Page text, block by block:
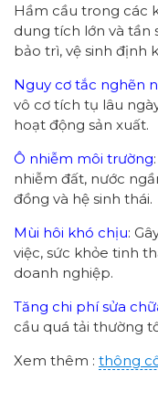
Hầm cầu trong các
dung tích lớn và tần
bảo trì, vệ sinh định
Nguy cơ tắc nghẽn
vô cơ tích tụ lâu
hoạt động sản xuất.
Ô nhiễm môi trường
nhiễm đất, nước
đồng và hệ sinh thái.
Mùi hôi khó chịu:
việc, sức khỏe tinh
doanh nghiệp.
Tăng chi phí sửa
cầu quá tải thường
Xem thêm : thông